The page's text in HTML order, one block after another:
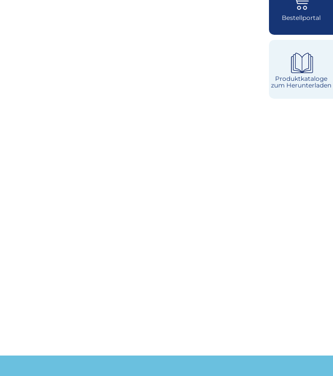
Bestellportal
Produktkataloge
zum Herunterladen